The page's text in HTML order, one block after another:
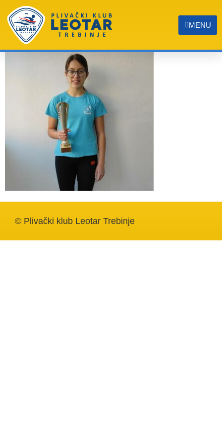
MENU
slika
© Plivački klub Leotar Trebinje